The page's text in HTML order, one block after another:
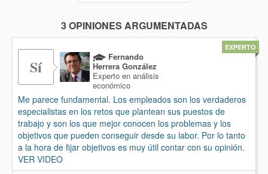
3 OPINIONES ARGUMENTADAS
Sí
Fernando
Herrera González
Experto en análisis
económico
Me parece fundamental. Los empleados son los verdaderos
especialistas en los retos que plantean sus puestos de
trabajo y son los que mejor conocen los problemas y los
objetivos que pueden conseguir desde su labor. Por lo tanto
a la hora de fijar objetivos es muy útil contar con su opinión.
VER VIDEO
EXPERTO